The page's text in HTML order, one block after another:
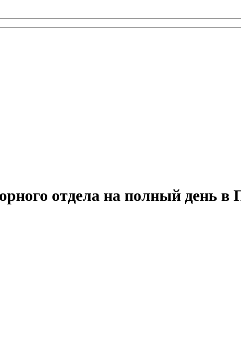
отдела на полный день в